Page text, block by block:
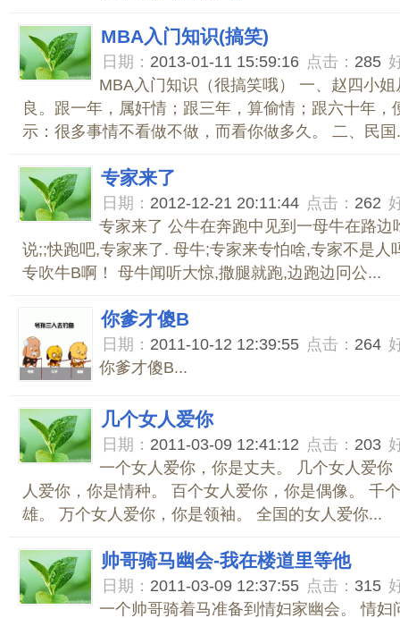
MBA入门知识(搞笑)
日期： 2013-01-11 15:59:16 点击： 285
MBA入门知识（很搞笑哦） 一、赵四小
良。跟一年，属奸情；跟三年，算偷情；跟六十年，
示：很多事情不看做不做，而看你做多久。 二、民国
专家来了
日期： 2012-12-21 20:11:44 点击： 262
专家来了 公牛在奔跑中见到一母牛在路边
说;;快跑吧,专家来了. 母牛;专家来专怕啥,专家不是人
专吹牛B啊！ 母牛闻听大惊,撒腿就跑,边跑边冋公...
你爹才傻B
日期： 2011-10-12 12:39:55 点击： 264
你爹才傻B...
几个女人爱你
日期： 2011-03-09 12:41:12 点击： 203
一个女人爱你，你是丈夫。 几个女人爱你
人爱你，你是情种。 百个女人爱你，你是偶像。 千
雄。 万个女人爱你，你是领袖。 全国的女人爱你...
帅哥骑马幽会-我在楼道里等他
日期： 2011-03-09 12:37:55 点击： 315
一个帅哥骑着马准备到情妇家幽会。 情妇